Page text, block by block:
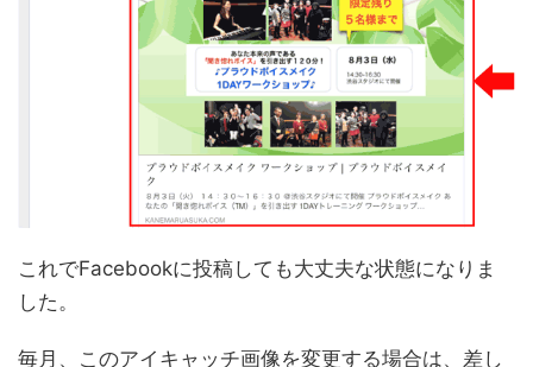
これでFacebookに投稿しても大丈夫な状態になりま
した。
毎月、このアイキャッチ画像を変更する場合は、差し